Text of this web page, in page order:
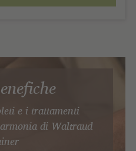
e i trattamenti
di Waltraud